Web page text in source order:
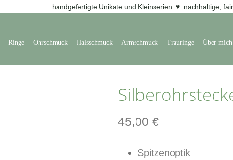
Ringe Ohrschmuck Halsschmuck Armschmuck Trauringe Über mich
handgefertigte Unikate und Kleinserien ♥ nachhaltige,
45,00€
Spitzenoptik